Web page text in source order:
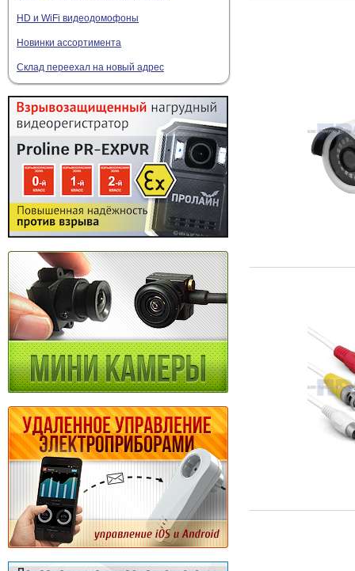
HD и WiFi видеодомофоны
Новинки ассортимента
Склад переехал на новый адрес